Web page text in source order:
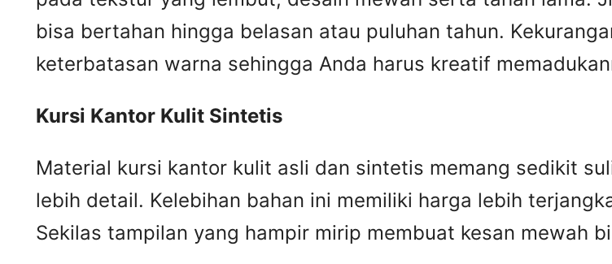
bisa bertahan hingga belasan atau puluhan tahun.
keterbatasan warna sehingga Anda harus kreatif
Kursi Kantor Kulit Sintetis
Material kursi kantor kulit asli dan sintetis memang sedikit
lebih detail. Kelebihan bahan ini memiliki harga lebih
Sekilas tampilan yang hampir mirip membuat kesan mewah